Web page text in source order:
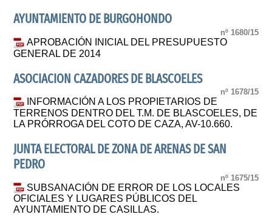
AYUNTAMIENTO DE BURGOHONDO
nº 1680/15
APROBACIÓN INICIAL DEL PRESUPUESTO
GENERAL DE 2014
ASOCIACION CAZADORES DE BLASCOELES
nº 1678/15
INFORMACIÓN A LOS PROPIETARIOS DE
TERRENOS DENTRO DEL T.M. DE BLASCOELES, DE
LA PRÓRROGA DEL COTO DE CAZA, AV-10.660.
JUNTA ELECTORAL DE ZONA DE ARENAS DE SAN
PEDRO
nº 1675/15
SUBSANACIÓN DE ERROR DE LOS LOCALES
OFICIALES Y LUGARES PÚBLICOS DEL
AYUNTAMIENTO DE CASILLAS.